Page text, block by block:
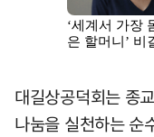
대길상공덕회는 종
나눔을 실천하는 순